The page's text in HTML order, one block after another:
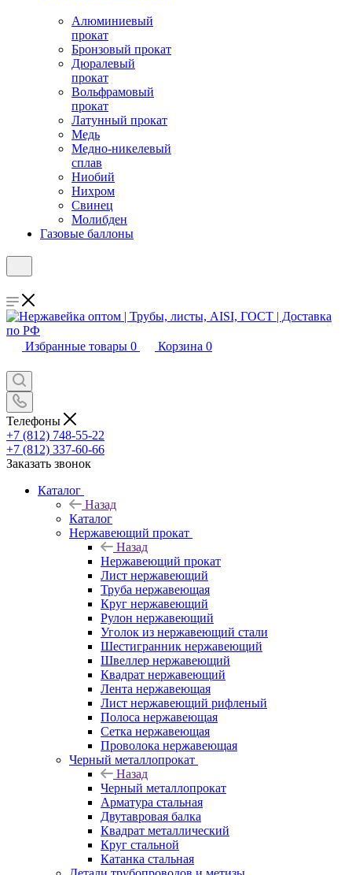
Алюминиевый
прокат
Бронзовый прокат
Дюралевый
прокат
Вольфрамовый
прокат
Латунный прокат
Медь
Медно-никелевый
сплав
Ниобий
Нихром
Свинец
Молибден
Газовые баллоны
Избранные товары 0 Корзина 0
Телефоны
+7 (812) 748-55-22
+7 (812) 337-60-66
Заказать звонок
Каталог
Назад
Каталог
Нержавеющий прокат
Назад
Нержавеющий прокат
Лист нержавеющий
Труба нержавеющая
Круг нержавеющий
Рулон нержавеющий
Уголок из нержавеющий стали
Шестигранник нержавеющий
Швеллер нержавеющий
Квадрат нержавеющий
Лента нержавеющая
Лист нержавеющий рифленый
Полоса нержавеющая
Сетка нержавеющая
Проволока нержавеющая
Черный металлопрокат
Назад
Черный металлопрокат
Арматура стальная
Двутавровая балка
Квадрат металлический
Круг стальной
Катанка стальная